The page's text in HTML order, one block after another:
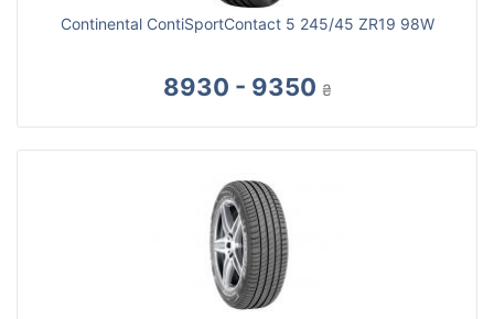
Continental ContiSportContact 5 245/45 ZR19 98W
8930 - 9350 ₴